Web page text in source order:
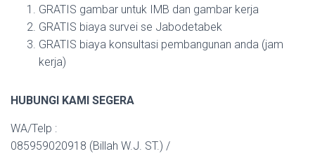
GRATIS gambar untuk IMB dan gambar kerja
GRATIS biaya survei se Jabodetabek
GRATIS biaya konsultasi pembangunan anda (jam
kerja)
HUBUNGI KAMI SEGERA
WA/Telp :
085959020918 (Billah W.J. ST.) /